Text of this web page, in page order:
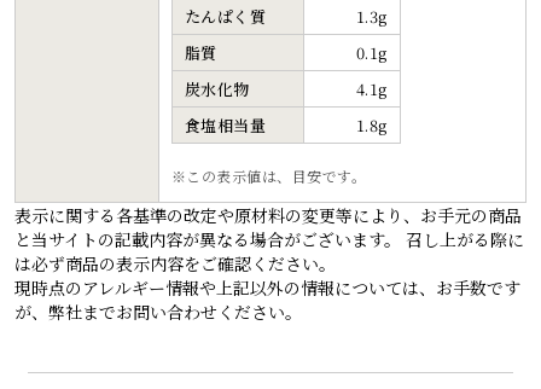
たんぱく質
1.3g
脂質
0.1g
炭水化物
4.1g
食塩相当量
1.8g
この表示値は、目安です。
表示に関する各基準の改定や原材料の変更等により、お手元の商品
と当サイトの記載内容が異なる場合がございます。 召し上がる際に
は必ず商品の表示内容をご確認ください。
現時点のアレルギー情報や上記以外の情報については、お手数です
が、弊社までお問い合わせください。